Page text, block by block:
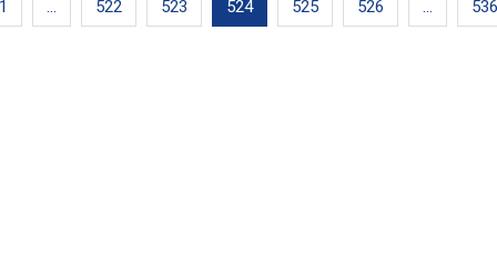
1 522 523 524 525 526 536